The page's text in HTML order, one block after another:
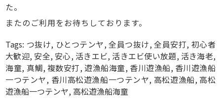
た。
またのご利用をお待ちしております。
Tags: つ抜け, ひとつテンヤ,全員つ抜け,全員安打, 初心者
大歓迎, 安全, 安心, 活きエビ, 活きエビ使い放題, 活き海老,
海童, 真鯛,複数安打, 遊漁船海童, 香川遊漁船, 香川遊漁船
一つテンヤ, 香川高松遊漁船一つテンヤ, 高松遊漁船,高松
遊漁船一つテンヤ,高松遊漁船海童